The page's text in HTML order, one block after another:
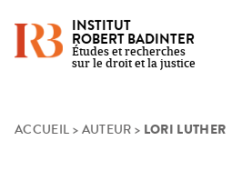
Skip
INSTITUT
ROBERT BADINTER
Études et recherches
sur le droit et la justice
ACCUEIL > AUTEUR > LORI LUTHER